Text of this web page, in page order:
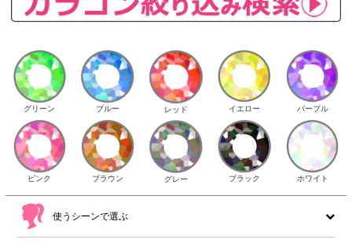
グリーン ブルー レッド イエロー パープル
ピンク ブラウン グレー ブラック ホワイト
使うシーンで選ぶ